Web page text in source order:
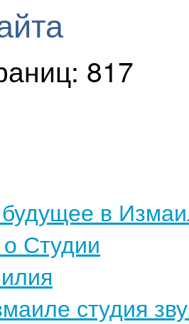
817
в
Студии
студия